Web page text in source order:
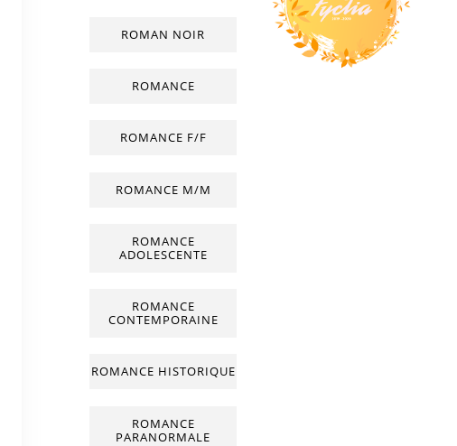
ROMAN NOIR
ROMANCE
ROMANCE F/F
ROMANCE M/M
ROMANCE
ADOLESCENTE
ROMANCE
CONTEMPORAINE
ROMANCE HISTORIQUE
ROMANCE
PARANORMALE